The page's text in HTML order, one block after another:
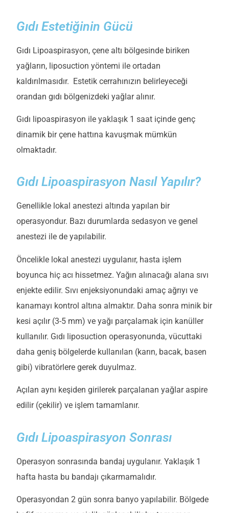
Gıdı Estetiğinin Gücü
Gıdı Lipoaspirasyon, çene altı bölgesinde biriken
yağların, liposuction yöntemi ile ortadan
kaldırılmasıdır. Estetik cerrahınızın belirleyeceği
orandan gıdı bölgenizdeki yağlar alınır.
Gıdı lipoaspirasyon ile yaklaşık 1 saat içinde genç
dinamik bir çene hattına kavuşmak mümkün
olmaktadır.
Gıdı Lipoaspirasyon Nasıl Yapılır?
Genellikle lokal anestezi altında yapılan bir
operasyondur. Bazı durumlarda sedasyon ve genel
anestezi ile de yapılabilir.
Öncelikle lokal anestezi uygulanır, hasta işlem
boyunca hiç acı hissetmez. Yağın alınacağı alana sıvı
enjekte edilir. Sıvı enjeksiyonundaki amaç ağrıyı ve
kanamayı kontrol altına almaktır. Daha sonra minik bir
kesi açılır (3-5 mm) ve yağı parçalamak için kanüller
kullanılır. Gıdı liposuction operasyonunda, vücuttaki
daha geniş bölgelerde kullanılan (karın, bacak, basen
gibi) vibratörlere gerek duyulmaz.
Açılan aynı keşiden girilerek parçalanan yağlar aspire
edilir (çekilir) ve işlem tamamlanır.
Gıdı Lipoaspirasyon Sonrası
Operasyon sonrasında bandaj uygulanır. Yaklaşık 1
hafta hasta bu bandajı çıkarmamalıdır.
Operasyondan 2 gün sonra banyo yapılabilir. Bölgede